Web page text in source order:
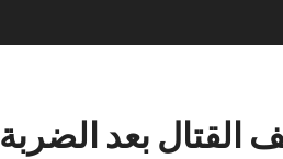
القتال بعد الضربة